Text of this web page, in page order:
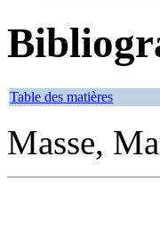
Table des matières
Masse,